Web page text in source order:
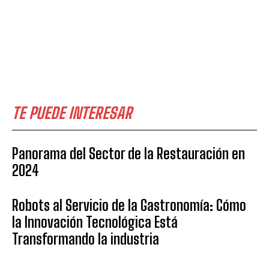
TE PUEDE INTERESAR
Panorama del Sector de la Restauración en
2024
Robots al Servicio de la Gastronomía: Cómo
la Innovación Tecnológica Está
Transformando la industria